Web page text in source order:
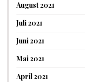
August 2021
Juli 2021
Juni 2021
Mai 2021
April 2021